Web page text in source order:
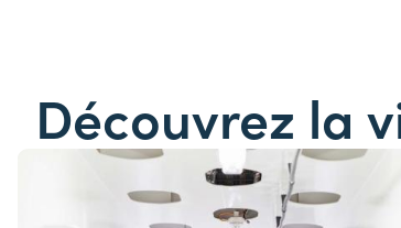
Découvrez la